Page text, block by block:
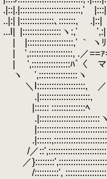
.|::|.|:::::::::::::::::::::::::,' |:::|
..|:| |::::::::::::::､:::::::, .|::|
...l|
|::::::::::::::::ヽ:,' ',:|
| |:::::::::::::::::::,' ｀ ヽﾘ
| ',::::::::::::::::::, .／==ｧ
| ',::::::::::::::::ﾊ`〈 マﾓ
ヽ
＼l::::::::::::::::::::,
|::::::
/／
／
/::::::::::',